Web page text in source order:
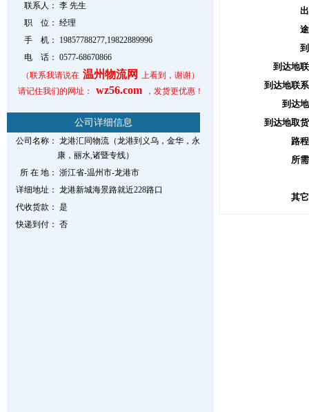
联系人： 李 先生
职 位： 经理
手 机：
19857788277,19822889996
电 话： 0577-68670866
（联系我请说在 温州物流网 上看到，谢谢）
请记住我们的网址：
wz56.com ，发货更优惠！
公司详细信息
公司名称： 龙港汇同物流（龙港到义乌，金华，永
康，丽水,诸暨专线）
所 在 地： 浙江省-温州市-龙港市
详细地址： 龙港新城海景路就近228路口
代收货款： 是
快递到付： 否
到达地
到达地联
到达
到达地取
路
所
其